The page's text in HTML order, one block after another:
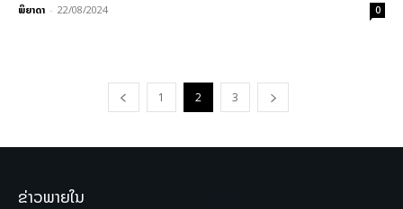
ພິຍາດາ - 22/08/2024 0
1 2 3
ຂ່າວພາຍໃນ